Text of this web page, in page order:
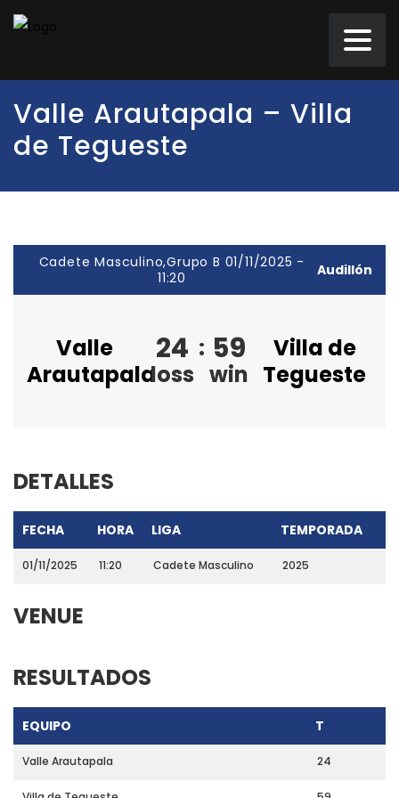
Valle Arautapala – Villa
de Tegueste
Cadete Masculino,Grupo B 01/11/2025 -
11:20
Audillón
Valle
Arautapala
24
loss
: 59
win
Villa de
Tegueste
DETALLES
FECHA HORA LIGA TEMPORADA
01/11/2025 11:20 Cadete Masculino 2025
VENUE
RESULTADOS
EQUIPO T
Valle Arautapala 24